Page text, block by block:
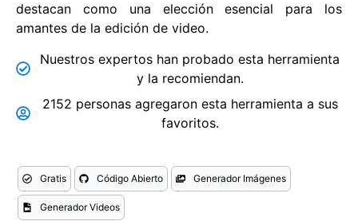
destacan como una elección esencial para los
amantes de la edición de video.
Nuestros expertos han probado esta herramienta
y la recomiendan.
2152 personas agregaron esta herramienta a sus
favoritos.
Gratis Código Abierto Generador Imágenes
Generador Videos